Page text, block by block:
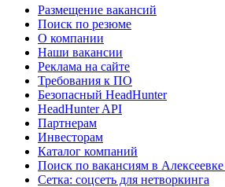
Размещение вакансий
Поиск по резюме
О компании
Наши вакансии
Реклама на сайте
Требования к ПО
Безопасный HeadHunter
HeadHunter API
Партнерам
Инвесторам
Каталог компаний
Поиск по вакансиям в
Сетка: соцсеть для нетворкинга